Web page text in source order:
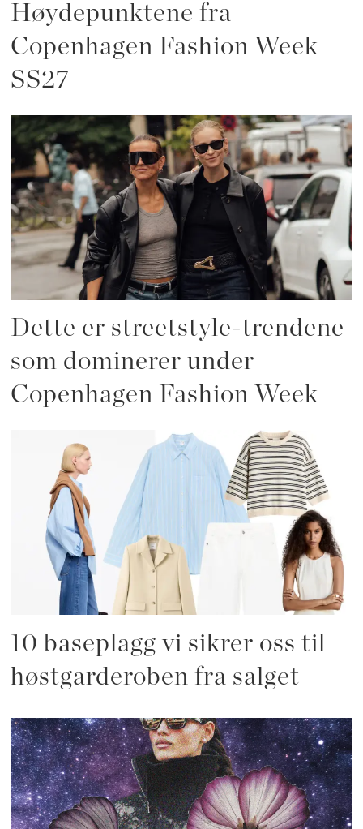
Høydepunktene fra
Copenhagen Fashion Week
SS27
Dette er streetstyle-trendene
som dominerer under
Copenhagen Fashion Week
10 baseplagg vi sikrer oss til
høstgarderoben fra salget